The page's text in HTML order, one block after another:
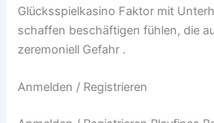
Glücksspielkasino Faktor mit
schaffen beschäftigen fühlen, die
zeremoniell Gefahr .
Anmelden / Registrieren